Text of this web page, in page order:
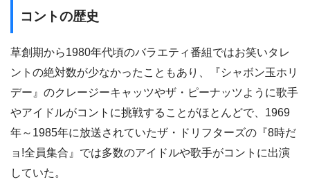
コントの歴史
草創期から1980年代頃のバラエティ番組ではお笑いタレ
ントの絶対数が少なかったこともあり、『シャボン玉ホリ
デー』のクレージーキャッツやザ・ピーナッツように歌手
やアイドルがコントに挑戦することがほとんどで、1969
年～1985年に放送されていたザ・ドリフターズの『8時だ
ョ!全員集合』では多数のアイドルや歌手がコントに出演
していた。